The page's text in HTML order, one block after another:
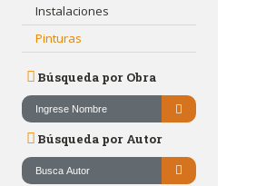
Instalaciones
Pinturas
Búsqueda por Obra
Búsqueda por Autor